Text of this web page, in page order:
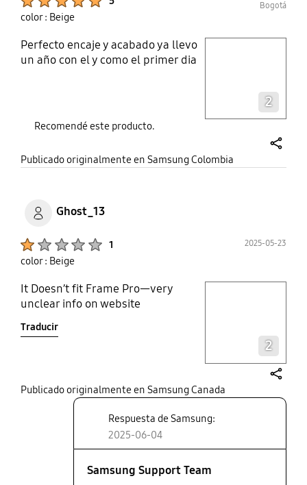
Bogotá
color : Beige
Perfecto encaje y acabado ya llevo
un año con el y como el primer dia
2
Recomendé este producto.
Publicado originalmente en Samsung Colombia
Ghost_13
1 2025-05-23
color : Beige
It Doesn’t fit Frame Pro—very
unclear info on website
Traducir
2
Publicado originalmente en Samsung Canada
Respuesta de Samsung:
2025-06-04
Samsung Support Team